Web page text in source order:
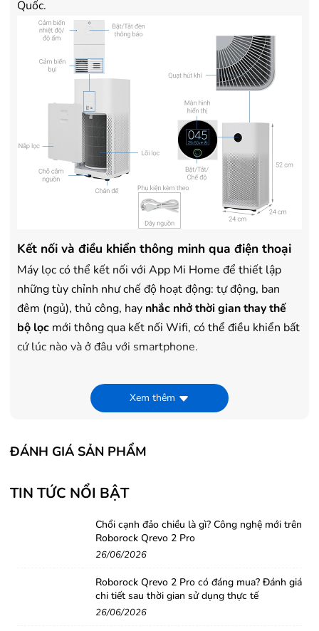
Quốc.
Kết nối và điều khiển thông minh qua điện thoại
Máy lọc có thể kết nối với App Mi Home để thiết lập
những tùy chỉnh như chế độ hoạt động: tự động, ban
đêm (ngủ), thủ công, hay nhắc nhở thời gian thay thế
bộ lọc mới thông qua kết nối Wifi, có thể điều khiển bất
cứ lúc nào và ở đâu với smartphone.
Hỗ trợ điều khiển bằng giọng nói
thao tác từ xa thiết bị thông
qua Google Asistant được cài đặt trên điện thoại. Dễ
Xem thêm
ĐÁNH GIÁ SẢN PHẨM
TIN TỨC NỔI BẬT
Chổi cạnh đảo chiều là gì? Công nghệ mới trên
Roborock Qrevo 2 Pro
26/06/2026
Roborock Qrevo 2 Pro có đáng mua? Đánh giá
chi tiết sau thời gian sử dụng thực tế
26/06/2026